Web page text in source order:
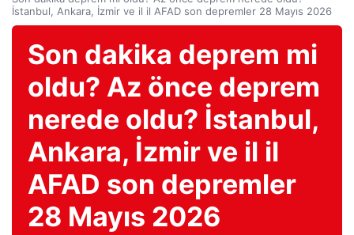
İstanbul, Ankara, İzmir ve il il AFAD son depremler 28 Mayıs 2026
Son dakika deprem mi
oldu? Az önce deprem
nerede oldu? İstanbul,
Ankara, İzmir ve il il
AFAD son depremler
28 Mayıs 2026